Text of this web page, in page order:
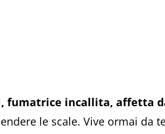
fumatrice incallita, affetta
le scale. Vive ormai da